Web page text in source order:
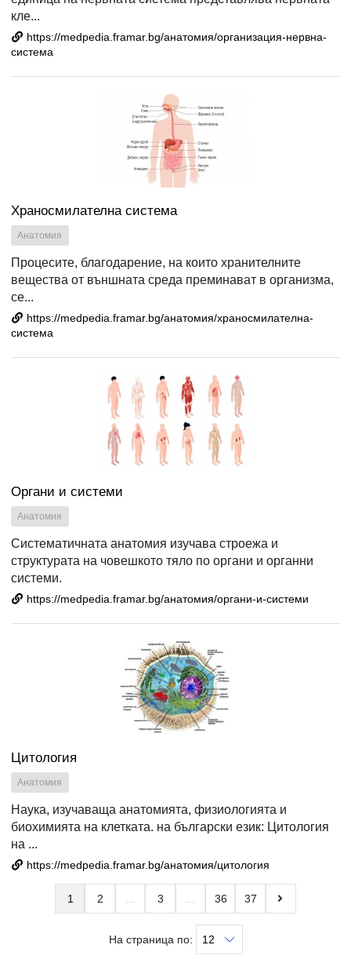
кле...
https://medpedia.framar.bg/анатомия/организация-нервна-
система
Храносмилателна система
Анатомия
Процесите, благодарение, на които хранителните
вещества от външната среда преминават в организма,
се...
https://medpedia.framar.bg/анатомия/храносмилателна-
система
Органи и системи
Анатомия
Систематичната анатомия изучава строежа и
структурата на човешкото тяло по органи и органни
системи.
https://medpedia.framar.bg/анатомия/органи-и-системи
Цитология
Анатомия
Наука, изучаваща анатомията, физиологията и
биохимията на клетката. на български език: Цитология
на ...
https://medpedia.framar.bg/анатомия/цитология
1 2 3 36 37
На страница по: